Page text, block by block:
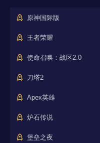
原神国际版
王者荣耀
使命召唤：战区2.0
刀塔2
Apex英雄
炉石传说
堡垒之夜